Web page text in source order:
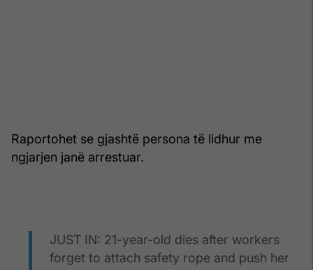
Raportohet se gjashtë persona të lidhur me
ngjarjen janë arrestuar.
JUST IN: 21-year-old dies after workers
forget to attach safety rope and push her